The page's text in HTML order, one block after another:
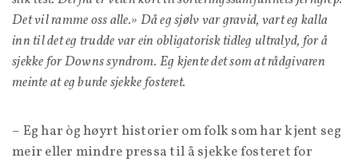
Det vil ramme oss alle.» Då eg sjølv var gravid, vart eg kalla
inn til det eg trudde var ein obligatorisk tidleg ultralyd, for å
sjekke for Downs syndrom. Eg kjente det som at rådgivaren
meinte at eg burde sjekke fosteret.
– Eg har òg høyrt historier om folk som har kjent seg
meir eller mindre pressa til å sjekke fosteret for